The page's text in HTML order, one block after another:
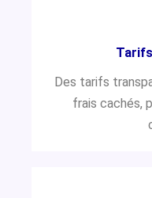
Des tarifs
frais cachés,